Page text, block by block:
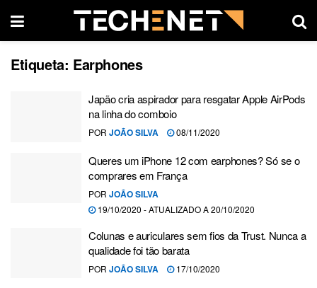
Etiqueta: Earphones
Japão cria aspirador para resgatar Apple AirPods
na linha do comboio
POR JOÃO SILVA 08/11/2020
Queres um iPhone 12 com earphones? Só se o
comprares em França
POR JOÃO SILVA
19/10/2020 - ATUALIZADO A 20/10/2020
Colunas e auriculares sem fios da Trust. Nunca a
qualidade foi tão barata
POR JOÃO SILVA 17/10/2020